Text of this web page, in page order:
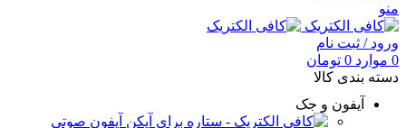
منو
ورود / ثبت نام
0 موارد 0 تومان
دسته بندی کالا
آیفون و جک
آیفون صوتی